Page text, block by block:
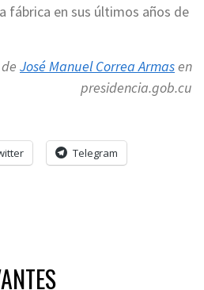
fábrica en sus últimos años de
José Manuel Correa Armasen
presidencia.gob.cu
Telegram